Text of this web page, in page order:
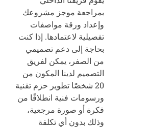
بمراجعة موجز مشروعك
وإعداد ورقة مواصفات
تفصيلية لاعتمادها. إذا كنت
بحاجة إلى دعم تصميمي
من الصفر، يمكن لفريق
التصميم لدينا المكون من
20 شخصًا تطوير حزم تقنية
ورسومات فنية انطلاقًا من
فكرة أو صورة مرجعية،
وذلك بدون أي تكلفة